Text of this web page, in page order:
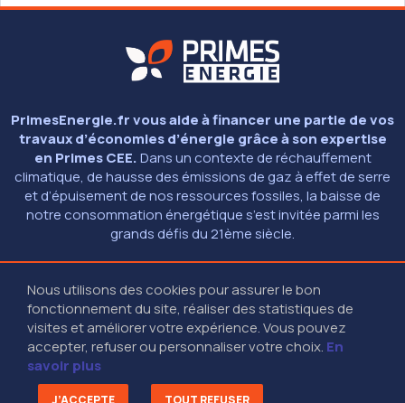
Nous utilisons des cookies pour assurer le bon
fonctionnement du site, réaliser des statistiques de
visites et améliorer votre expérience. Vous pouvez
accepter, refuser ou personnaliser votre choix. En
savoir plus
J’ACCEPTE TOUT REFUSER
PrimesEnergie.fr vous aide à financer une partie de vos
travaux d’économies d’énergie grâce à son expertise
en Primes CEE.Dans un contexte de réchauffement
climatique, de hausse des émissions de gaz à effet de serre
et d’épuisement de nos ressources fossiles, la baisse de
notre consommation énergétique s’est invitée parmi les
grands défis du 21ème siècle.
© 2026 - PRIMESENERGIE.FR
MENTIONS LÉGALES
01 40 13 40 13(9H - 18H30 SANS INTERRUPTION)
27-29 RUE DES POISSONNIERS - 92200 NEUILLY SUR SEINE